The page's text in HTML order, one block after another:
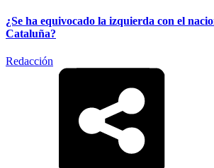
¿Se ha equivocado la izquierda con el
Cataluña?
Redacción